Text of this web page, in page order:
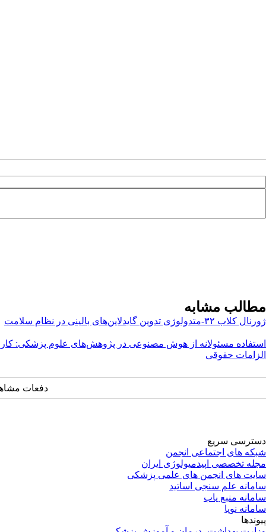
مطالب مشابه
ژورنال کلاب ۳۲-متدولوژی تدوین گایدلاین‌های بالینی در نظام سلامت
استفاده مسئولانه از هوش مصنوعی در پژوهش‌های علوم پزشکی:
الزامات حقوقی
دفعات مشاهده:
دسترسی سریع
شبکه های اجتماعی انجمن
مجله تخصصی اپیدمیولوژی ایران
سایت های انجمن های علمی پزشکی
سامانه علم سنجی اساتید
سامانه منبع یاب
سامانه نوپا
پیوندها